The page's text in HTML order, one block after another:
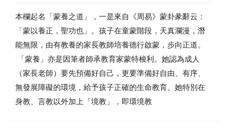
本欄起名「蒙養之道」，一是來自《周易》蒙卦彖辭云：
「蒙以養正，聖功也」。孩子在童蒙階段，天真瀾漫，潛
能無限，由有教養的家長教師培養德行啟蒙，步向正道。
「蒙養」亦是因筆者師承教育家蒙特梭利。她認為成人
（家長老師）要先預備好自己，更要準備好自由、有序、
無發展障礙的環境，給予孩子正確的生命教育。她特別在
身教、言教以外加上「境教」，即環境教